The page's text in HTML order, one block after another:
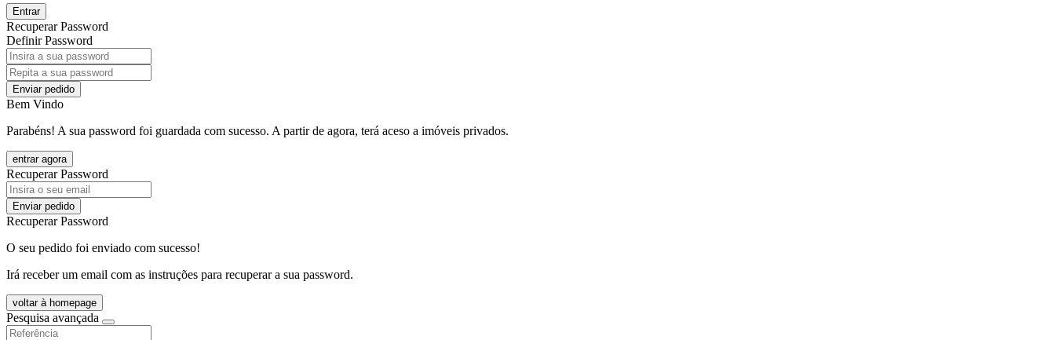
Entrar
Recuperar Password
Definir Password
Enviar pedido
Bem Vindo
Parabéns! A sua password foi guardada com sucesso. A partir de agora, terá aceso a imóveis privados.
entrar agora
Recuperar Password
Enviar pedido
Recuperar Password
O seu pedido foi enviado com sucesso!
Irá receber um email com as instruções para recuperar a sua password.
voltar à homepage
Pesquisa avançada